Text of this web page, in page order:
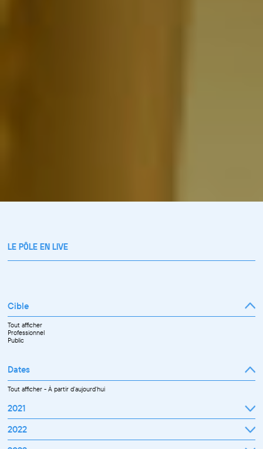
LE PÔLE EN LIVE
Cible
Tout afficher
Professionnel
Public
Dates
Tout afficher-À partir d'aujourd'hui
2021
Septembre
Octobre
Novembre
2022